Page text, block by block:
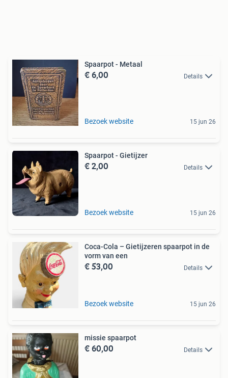
Spaarpot - Metaal
€ 6,00 Details
Bezoek website 15 jun 26
Spaarpot - Gietijzer
€ 2,00 Details
Bezoek website 15 jun 26
Coca-Cola – Gietijzeren spaarpot in de
vorm van een
€ 53,00 Details
Bezoek website 15 jun 26
missie spaarpot
€ 60,00 Details